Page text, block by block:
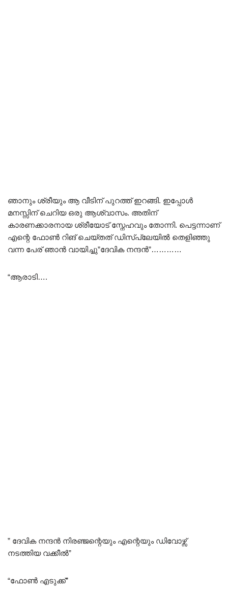
ഞാനും ശ്രീയും ആ വീടിന് പുറത്ത് ഇറങ്ങി. ഇപ്പോൾ
മനസ്സിന് ചെറിയ ഒരു ആശ്വാസം. അതിന്
കാരണക്കാരനായ ശ്രീയോട് സ്നേഹവും തോന്നി. പെട്ടന്നാണ്
എന്റെ ഫോൺ റിങ് ചെയ്തത് ഡിസ്പ്ലേയിൽ തെളിഞ്ഞു
വന്ന പേര് ഞാൻ വായിച്ചു”ദേവിക നന്ദൻ”…………
“ആരാടി….
” ദേവിക നന്ദൻ നിരഞ്ജന്റെയും എന്റെയും ഡിവോഴ്സ്
നടത്തിയ വക്കീൽ”
“ഫോൺ എടുക്ക്”